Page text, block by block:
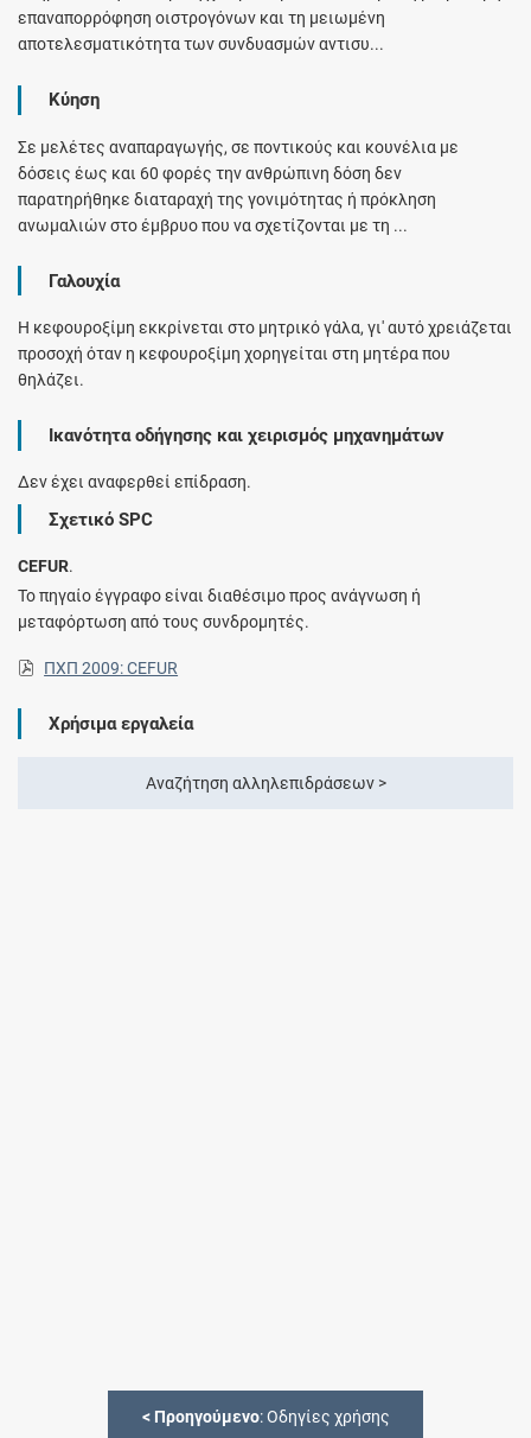
επαναπορρόφηση οιστρογόνων και τη μειωμένη
αποτελεσματικότητα των συνδυασμών αντισυ...
Κύηση
Σε μελέτες αναπαραγωγής, σε ποντικούς και κουνέλια με
δόσεις έως και 60 φορές την ανθρώπινη δόση δεν
παρατηρήθηκε διαταραχή της γονιμότητας ή πρόκληση
ανωμαλιών στο έμβρυο που να σχετίζονται με τη ...
Γαλουχία
Η κεφουροξίμη εκκρίνεται στο μητρικό γάλα, γι' αυτό χρειάζεται
προσοχή όταν η κεφουροξίμη χορηγείται στη μητέρα που
θηλάζει.
Ικανότητα οδήγησης και χειρισμός μηχανημάτων
Δεν έχει αναφερθεί επίδραση.
Σχετικό SPC
CEFUR.
Το πηγαίο έγγραφο είναι διαθέσιμο προς ανάγνωση ή
μεταφόρτωση από τους συνδρομητές.
ΠΧΠ 2009: CEFUR
Χρήσιμα εργαλεία
Αναζήτηση αλληλεπιδράσεων >
< Προηγούμενο: Οδηγίες χρήσης